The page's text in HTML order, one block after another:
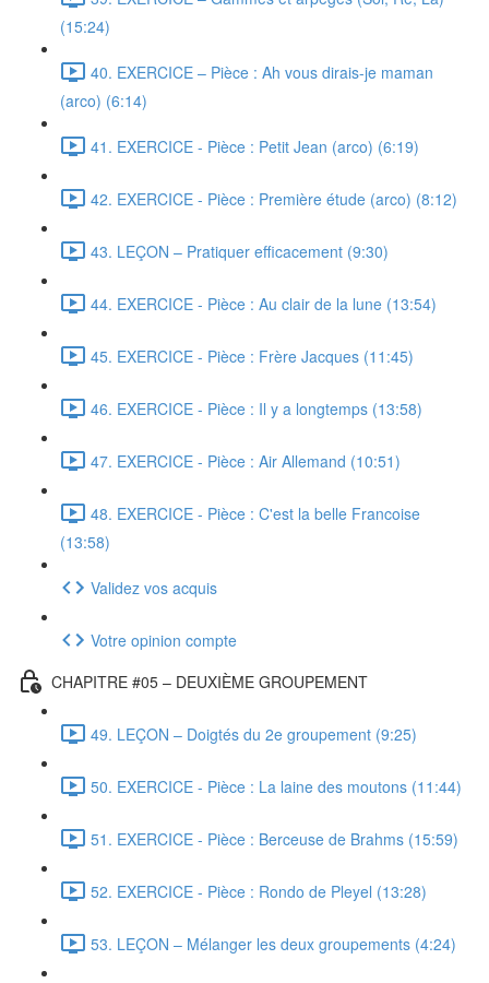
(15:24)
40. EXERCICE – Pièce : Ah vous dirais-je maman
(arco) (6:14)
41. EXERCICE - Pièce : Petit Jean (arco) (6:19)
42. EXERCICE - Pièce : Première étude (arco) (8:12)
43. LEÇON – Pratiquer efficacement (9:30)
44. EXERCICE - Pièce : Au clair de la lune (13:54)
45. EXERCICE - Pièce : Frère Jacques (11:45)
46. EXERCICE - Pièce : Il y a longtemps (13:58)
47. EXERCICE - Pièce : Air Allemand (10:51)
48. EXERCICE - Pièce : C'est la belle Francoise
(13:58)
Validez vos acquis
Votre opinion compte
CHAPITRE #05 – DEUXIÈME GROUPEMENT
49. LEÇON – Doigtés du 2e groupement (9:25)
50. EXERCICE - Pièce : La laine des moutons (11:44)
51. EXERCICE - Pièce : Berceuse de Brahms (15:59)
52. EXERCICE - Pièce : Rondo de Pleyel (13:28)
53. LEÇON – Mélanger les deux groupements (4:24)